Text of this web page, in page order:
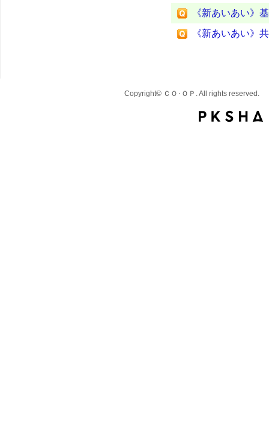
《新あいあい》
《新あいあい》
Copyright© ＣＯ･ＯＰ. All rights reserved.